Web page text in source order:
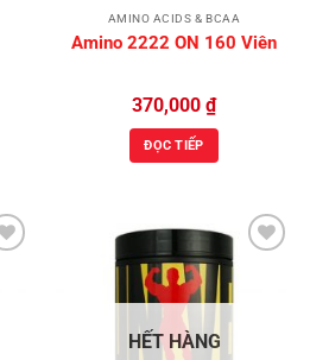
AMINO ACIDS & BCAA
Amino 2222 ON 160 Viên
370,000 ₫
ĐỌC TIẾP
Wishlist
HẾT HÀNG